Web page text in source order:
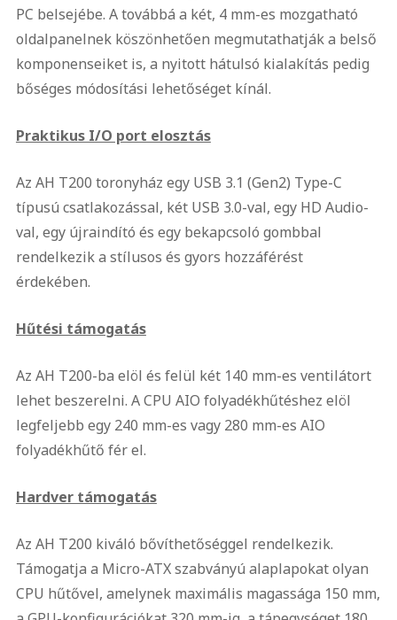
PC belsejébe. A továbbá a két, 4 mm-es mozgatható
oldalpanelnek köszönhetően megmutathatják a belső
komponenseiket is, a nyitott hátulsó kialakítás pedig
bőséges módosítási lehetőséget kínál.
Praktikus I/O port elosztás
Az AH T200 toronyház egy USB 3.1 (Gen2) Type-C
típusú csatlakozással, két USB 3.0-val, egy HD Audio-
val, egy újraindító és egy bekapcsoló gombbal
rendelkezik a stílusos és gyors hozzáférést
érdekében.
Hűtési támogatás
Az AH T200-ba elöl és felül két 140 mm-es ventilátort
lehet beszerelni. A CPU AIO folyadékhűtéshez elöl
legfeljebb egy 240 mm-es vagy 280 mm-es AIO
folyadékhűtő fér el.
Hardver támogatás
Az AH T200 kiváló bővíthetőséggel rendelkezik.
Támogatja a Micro-ATX szabványú alaplapokat olyan
CPU hűtővel, amelynek maximális magassága 150 mm,